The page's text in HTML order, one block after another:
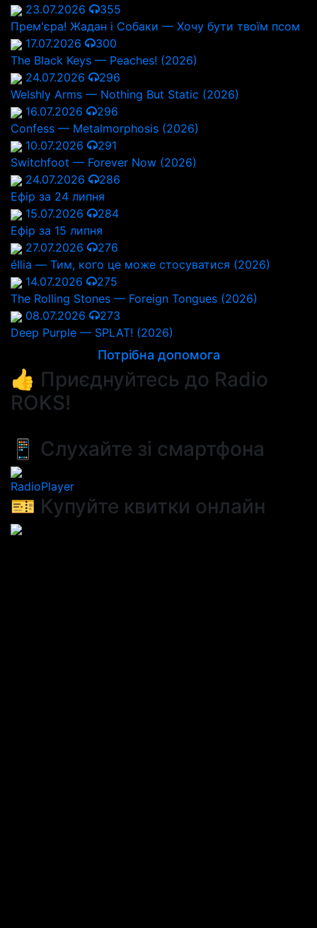
23.07.2026
355
Прем'єра! Жадан і Собаки — Хочу бути твоїм псом
17.07.2026
300
The Black Keys — Peaches! (2026)
24.07.2026
296
Welshly Arms — Nothing But Static (2026)
16.07.2026
296
Confess — Metalmorphosis (2026)
10.07.2026
291
Switchfoot — Forever Now (2026)
24.07.2026
286
Ефір за 24 липня
15.07.2026
284
Ефір за 15 липня
27.07.2026
276
éllia — Тим, кого це може стосуватися (2026)
14.07.2026
275
The Rolling Stones — Foreign Tongues (2026)
08.07.2026
273
Deep Purple — SPLAT! (2026)
Потрібна допомога
👍 Приєднуйтесь до Radio
ROKS!
📱 Слухайте зі смартфона
RadioPlayer
🎫 Купуйте квитки онлайн